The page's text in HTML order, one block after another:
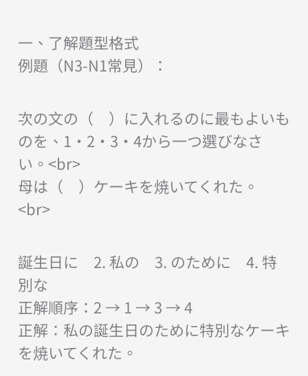
一、了解題型格式
例題（N3-N1常見）：
次の文の（ ）に入れるのに最もよいも
のを、1・2・3・4から一つ選びなさ
い。<br>
母は（ ）ケーキを焼いてくれた。
<br>
誕生日に 2. 私の 3. のために 4. 特
別な
正解順序：2 → 1 → 3 → 4
正解：私の誕生日のために特別なケーキ
を焼いてくれた。